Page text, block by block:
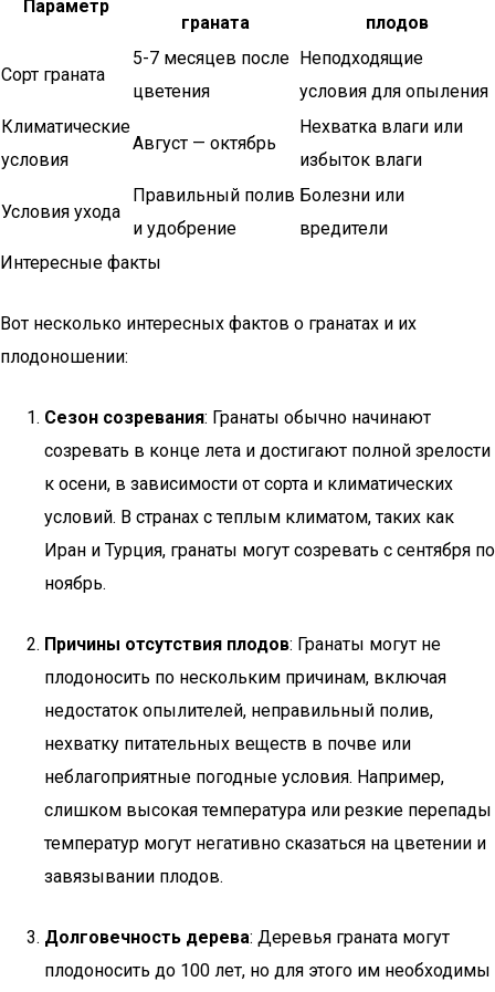
Параметр
граната плодов
Сорт граната
5-7 месяцев после
цветения
Неподходящие
условия для опыления
Климатические
условия
Август — октябрь
Нехватка влаги или
избыток влаги
Условия ухода
Правильный полив
и удобрение
Болезни или
вредители
Интересные факты
Вот несколько интересных фактов о гранатах и их
плодоношении:
Сезон созревания: Гранаты обычно начинают
созревать в конце лета и достигают полной зрелости
к осени, в зависимости от сорта и климатических
условий. В странах с теплым климатом, таких как
Иран и Турция, гранаты могут созревать с сентября по
ноябрь.
Причины отсутствия плодов: Гранаты могут не
плодоносить по нескольким причинам, включая
недостаток опылителей, неправильный полив,
нехватку питательных веществ в почве или
неблагоприятные погодные условия. Например,
слишком высокая температура или резкие перепады
температур могут негативно сказаться на цветении и
завязывании плодов.
Долговечность дерева: Деревья граната могут
плодоносить до 100 лет, но для этого им необходимы